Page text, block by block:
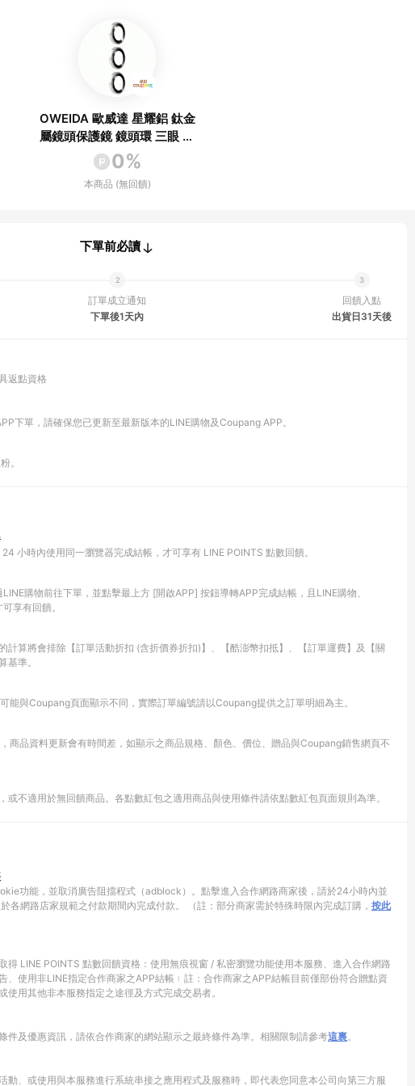
OWEIDA 歐威達 星耀鋁 鈦金
屬鏡頭保護鏡 鏡頭環 三眼 銀
1組
0%
本商品 (無回饋)
下單前必讀
訂單成立通知
下單後1天內
回饋入點
出貨日31天後
返點資格
下單，請確保您已更新至最新版本的LINE購物及Coupang APP。
。
小時內使用同一瀏覽器完成結帳，才可享有 LINE POINTS 點數回饋。
購物前往下單，並點擊最上方 [開啟APP] 按鈕導轉APP完成結帳，且LINE購物、
享有回饋。
計算將會排除【訂單活動折扣 (含折價券折扣)】、【酷澎幣扣抵】、【訂單運費】及【關
基準。
能與Coupang頁面顯示不同，實際訂單編號請以Coupang提供之訂單明細為主。
商品資料更新會有時間差，如顯示之商品規格、顏色、價位、贈品與Coupang銷售網頁不
或不適用於無回饋商品。各點數紅包之適用商品與使用條件請依點數紅包頁面規則為準。
功能，並取消廣告阻擋程式（adblock）。點擊進入合作網路商家後，請於24小時內並
各網路店家規範之付款期間內完成付款。 （註：部分商家需於特殊時限內完成訂購， 按此
得 LINE POINTS 點數回饋資格：使用無痕視窗 / 私密瀏覽功能使用本服務、進入合作網路
、使用非LINE指定合作商家之APP結帳﹙註：合作商家之APP結帳目前僅部份符合贈點資
使用其他非本服務指定之途徑及方式完成交易者。
件及優惠資訊，請依合作商家的網站顯示之最終條件為準。相關限制請參考這裏。
動、或使用與本服務進行系統串接之應用程式及服務時，即代表您同意本公司向第三方服